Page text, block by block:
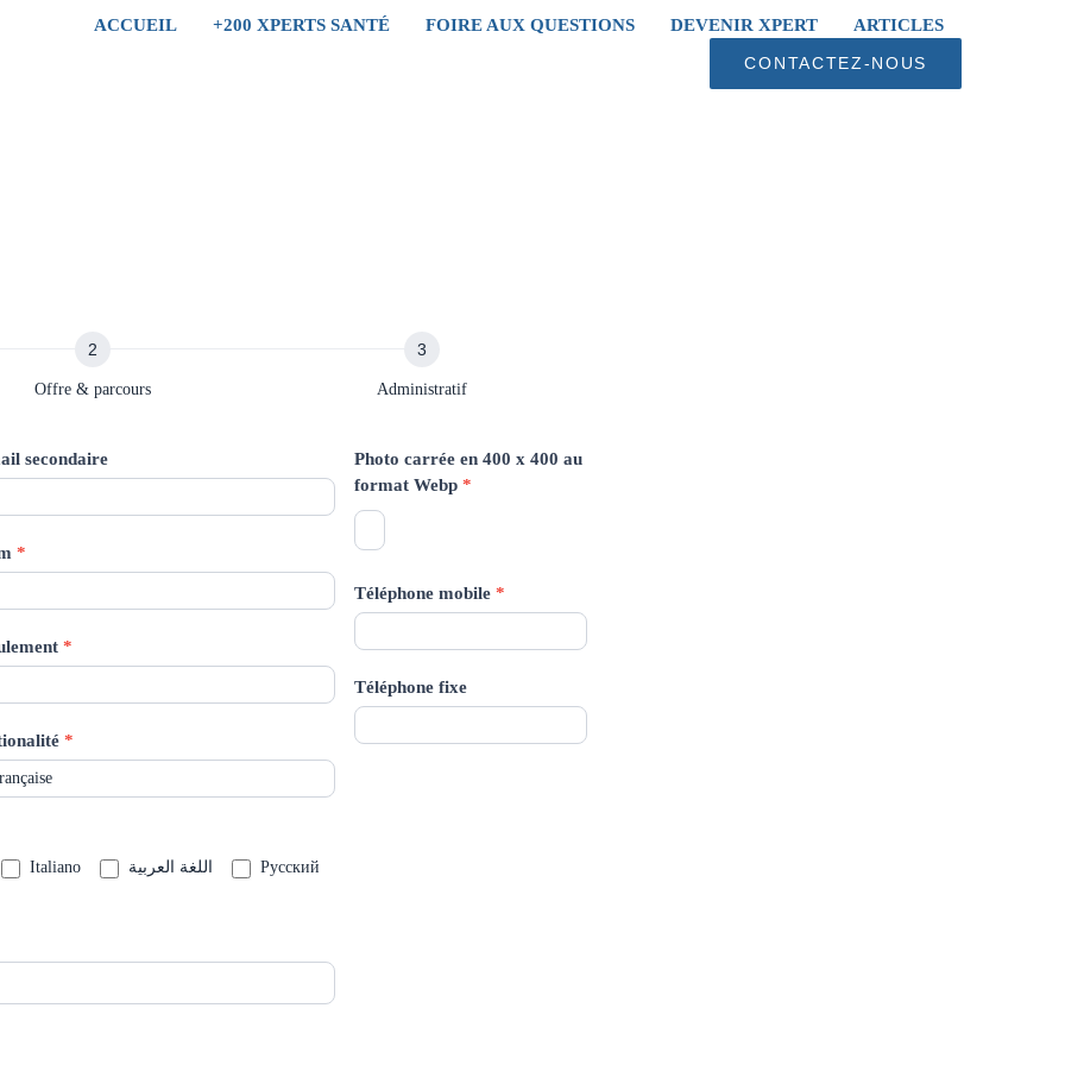
ACCUEIL +200 XPERTS SANTÉ FOIRE AUX QUESTIONS DEVENIR XPERT
ARTICLES
CONTACTEZ-NOUS
Offre & parcours Administratif
secondaire
*
*
*
Italiano اللغة العربية
Русский
Photo carrée en 400 x 400 au
format Webp*
Téléphone mobile*
Téléphone fixe